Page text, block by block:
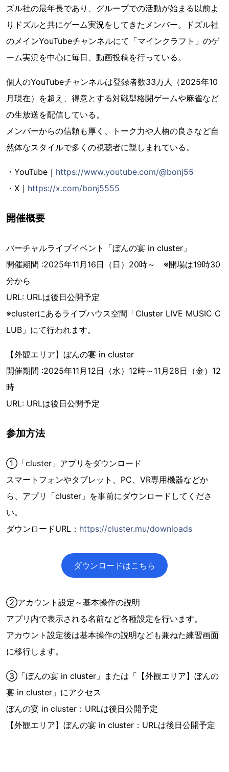
ズル社の最年長であり、グループでの活動が始まる以前よ
りドズルと共にゲーム実況をしてきたメンバー。ドズル社
のメインYouTubeチャンネルにて「マインクラフト」のゲ
ーム実況を中心に毎日、動画投稿を行っている。
個人のYouTubeチャンネルは登録者数33万人（2025年10
月現在）を超え、得意とする対戦型格闘ゲームや麻雀など
の生放送を配信している。
メンバーからの信頼も厚く、トーク力や人柄の良さなど自
然体なスタイルで多くの視聴者に親しまれている。
・YouTube｜ https://www.youtube.com/@bonj55
・X｜ https://x.com/bonj5555
開催概要
バーチャルライブイベント「ぼんの宴 in cluster」
開催期間 :2025年11月16日（日）20時～ ※開場は19時30
分から
URL: URLは後日公開予定
※clusterにあるライブハウス空間「Cluster LIVE MUSIC C
LUB」にて行われます。
【外観エリア】ぼんの宴 in cluster
開催期間 :2025年11月12日（水）12時～11月28日（金）12
時
URL: URLは後日公開予定
参加方法
①「cluster」アプリをダウンロード
スマートフォンやタブレット、PC、VR専用機器などか
ら、アプリ「cluster」を事前にダウンロードしてくださ
い。
ダウンロードURL： https://cluster.mu/downloads
ダウンロードはこちら
②アカウント設定～基本操作の説明
アプリ内で表示される名前など各種設定を行います。
アカウント設定後は基本操作の説明なども兼ねた練習画面
に移行します。
③「ぼんの宴 in cluster」または「【外観エリア】ぼんの
宴 in cluster」にアクセス
ぼんの宴 in cluster：URLは後日公開予定
【外観エリア】ぼんの宴 in cluster：URLは後日公開予定